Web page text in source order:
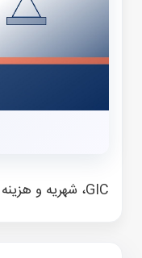
GIC، شهریه و هزینه زندگی مورد نیاز سفارت کانادا.